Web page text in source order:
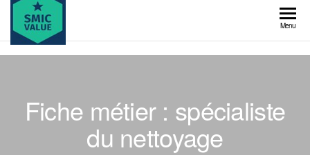
Skip
the
content
value
Menu
Fiche métier : spécialiste
du nettoyage